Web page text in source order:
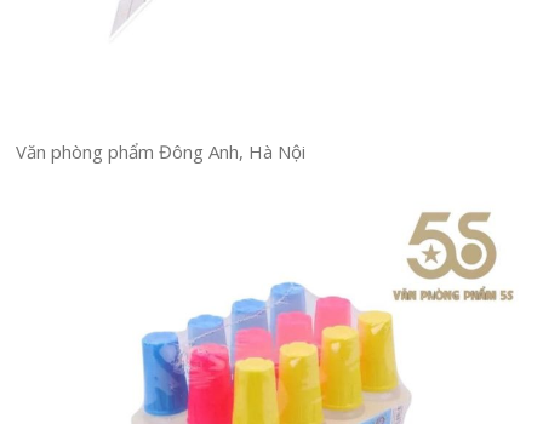
Văn phòng phẩm Đông Anh, Hà Nội